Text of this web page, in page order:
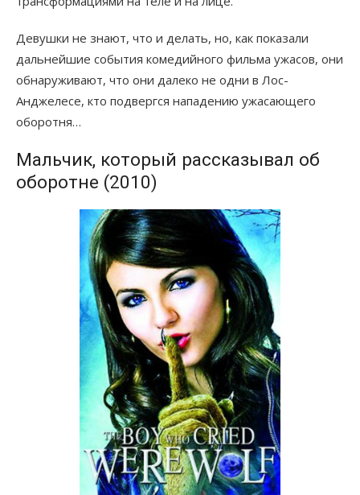
Девушки не знают, что и делать, но, как показали
дальнейшие события комедийного фильма ужасов, они
обнаруживают, что они далеко не одни в Лос-
Анджелесе, кто подвергся нападению ужасающего
оборотня…
Мальчик, который рассказывал об
оборотне (2010)